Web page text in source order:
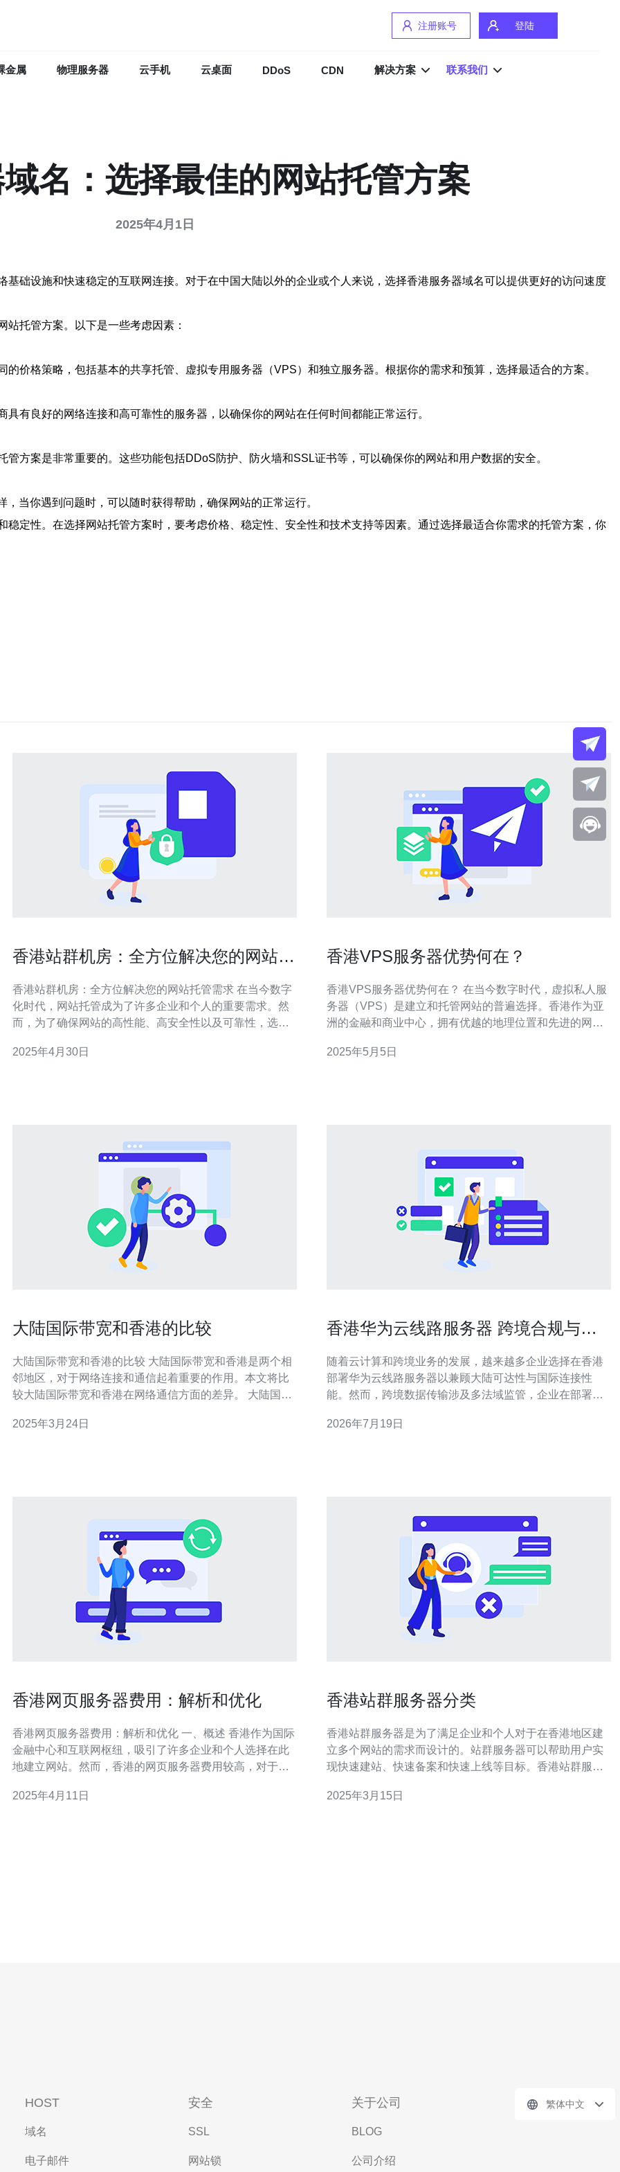
注册账号 登陆
金属 物理服务器 云手机 云桌面 DDoS CDN 解决方案 联系我们
名：选择最佳的网站托管方案
2025年4月1日
础设施和快速稳定的互联网连接。对于在中国大陆以外的企业或个人来说，选择香港服务器域名可以提供更好的访问速度
托管方案。以下是一些考虑因素：
价格策略，包括基本的共享托管、虚拟专用服务器（VPS）和独立服务器。根据你的需求和预算，选择最适合的方案。
有良好的网络连接和高可靠性的服务器，以确保你的网站在任何时间都能正常运行。
方案是非常重要的。这些功能包括DDoS防护、防火墙和SSL证书等，可以确保你的网站和用户数据的安全。
当你遇到问题时，可以随时获得帮助，确保网站的正常运行。
定性。在选择网站托管方案时，要考虑价格、稳定性、安全性和技术支持等因素。通过选择最适合你需求的托管方案，你
香港站群机房：全方位解决您的网站托
香港站群机房：全方位解决您的网站托管需求 在当今数字
化时代，网站托管成为了许多企业和个人的重要需求。然
而，为了确保网站的高性能、高安全性以及可靠性，选择
一家专业的托管服务提供商，为客户提供全方位的网站托
2025年4月30日
香港VPS服务器优势何在？
香港VPS服务器优势何在？ 在当今数字时代，虚拟私人服
务器（VPS）是建立和托管网站的普遍选择。香港作为亚
洲的金融和商业中心，拥有优越的地理位置和先进的网络
VPS服务器的稳定性和可靠性是其最大的优势之一。香港
2025年5月5日
大陆国际带宽和香港的比较
大陆国际带宽和香港的比较 大陆国际带宽和香港是两个相
邻地区，对于网络连接和通信起着重要的作用。本文将比
较大陆国际带宽和香港在网络通信方面的差异。 大陆国际
于大陆地域广阔，网络用户众多，大陆国际带宽一直是一
2025年3月24日
香港华为云线路服务器 跨境合规与数
随着云计算和跨境业务的发展，越来越多企业选择在香港
部署华为云线路服务器以兼顾大陆可达性与国际连接性
能。然而，跨境数据传输涉及多法域监管，企业在部署前
律。在中国大陆，个人信息保护法（PIPL）、数据安全法
2026年7月19日
香港网页服务器费用：解析和优化
香港网页服务器费用：解析和优化 一、概述 香港作为国际
金融中心和互联网枢纽，吸引了许多企业和个人选择在此
地建立网站。然而，香港的网页服务器费用较高，对于许
构成，并提供一些优化建议，帮助读者在降低成本的同时
2025年4月11日
香港站群服务器分类
香港站群服务器是为了满足企业和个人对于在香港地区建
立多个网站的需求而设计的。站群服务器可以帮助用户实
现快速建站、快速备案和快速上线等目标。香港站群服务
享服务器 共享服务器是指多个用户共同使用一台服务器的
2025年3月15日
HOST
域名
电子邮件
安全
SSL
网站锁
关于公司
BLOG
公司介绍
繁体中文